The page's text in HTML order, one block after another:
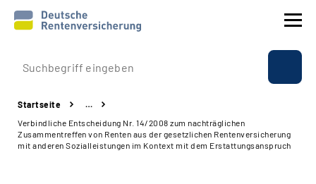
Prävention
Reha
Startseite
…
Verbindliche Entscheidung Nr. 14/2008 zum nachträglichen
Zusammentreffen von Renten aus der gesetzlichen Rentenversicherung
mit anderen Sozialleistungen im Kontext mit dem Erstattungsanspruch